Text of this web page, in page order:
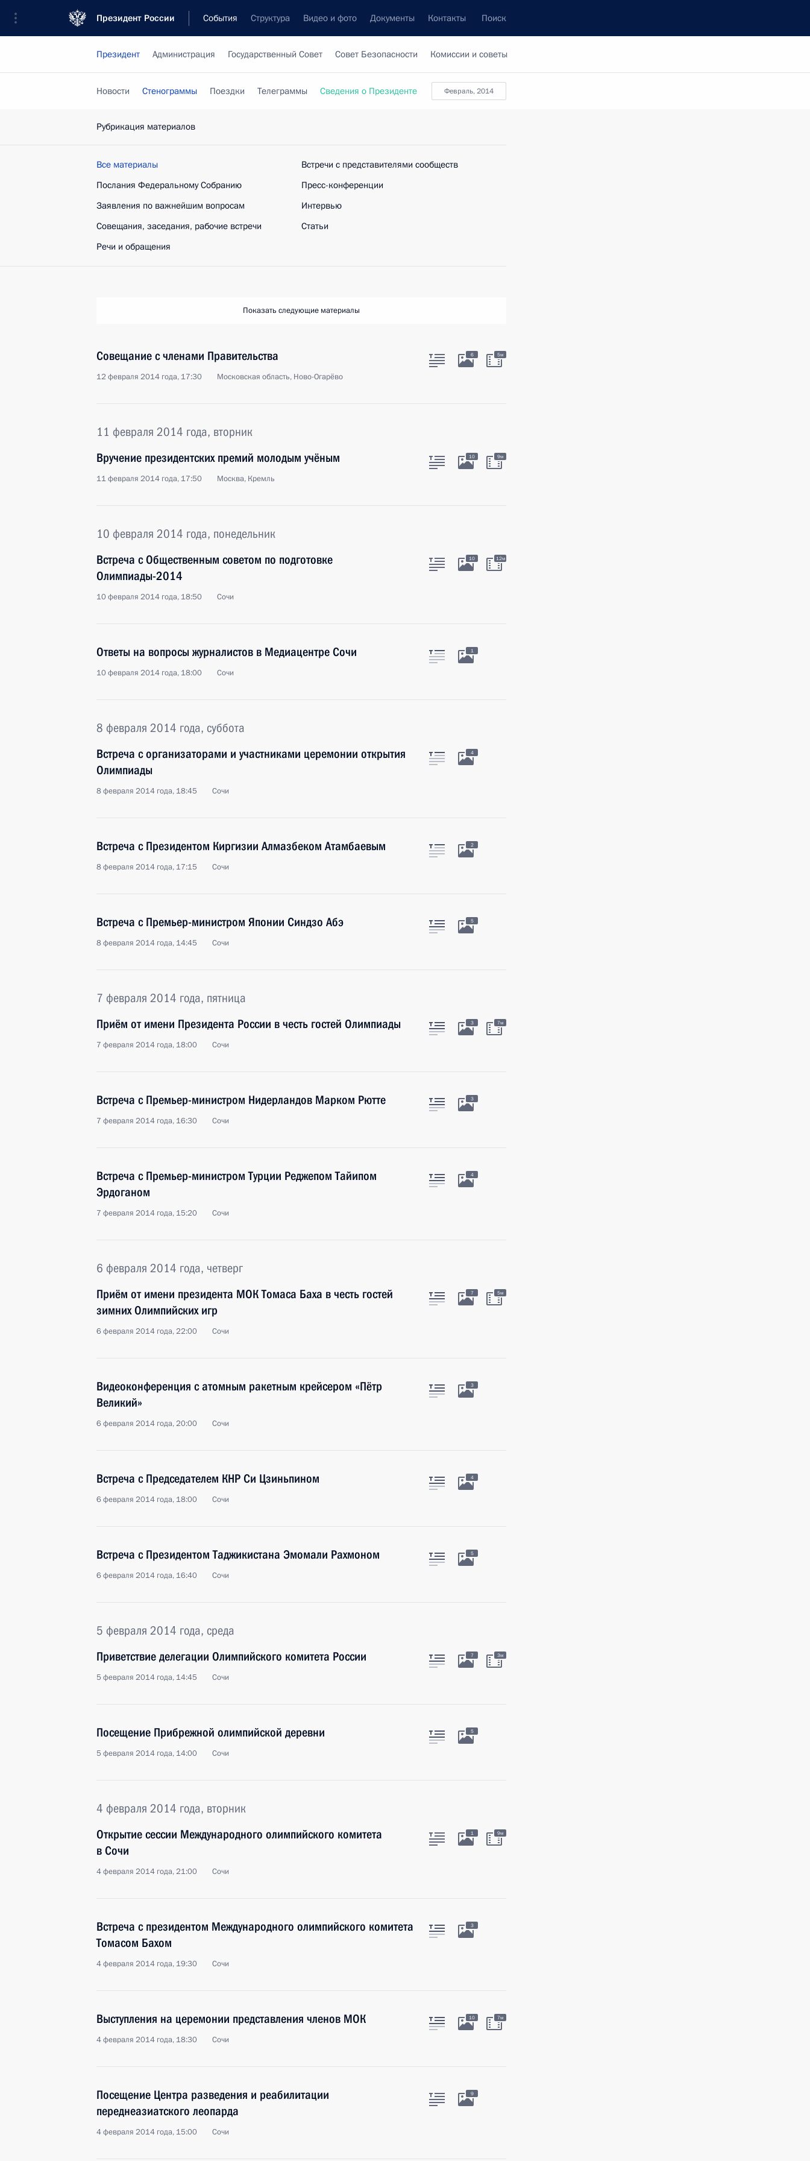
Президент России События Структура Видео и фото Документы Контакты Поиск
Президент Администрация Государственный Совет Совет Безопасности Комиссии и советы
февраль, 2014
Новости Стенограммы Поездки Телеграммы Сведения о Президенте
Рубрикация материалов
Все материалы
Послания Федеральному Собранию
Заявления по важнейшим вопросам
Совещания, заседания, рабочие встречи
Речи и обращения
Встречи с представителями сообществ
Пресс-конференции
Интервью
Статьи
Показать следующие материалы
Совещание с членами Правительства
12 февраля 2014 года, 17:30 Московская область, Ново-Огарёво
6 5м
11 февраля 2014 года, вторник
Вручение президентских премий молодым учёным
11 февраля 2014 года, 17:50 Москва, Кремль
10 9м
10 февраля 2014 года, понедельник
Встреча с Общественным советом по подготовке
Олимпиады-2014
10 февраля 2014 года, 18:50 Сочи
10 12м
Ответы на вопросы журналистов в Медиацентре Сочи
10 февраля 2014 года, 18:00 Сочи
1
8 февраля 2014 года, суббота
Встреча с организаторами и участниками церемонии открытия
Олимпиады
8 февраля 2014 года, 18:45 Сочи
4
Встреча с Президентом Киргизии Алмазбеком Атамбаевым
8 февраля 2014 года, 17:15 Сочи
2
Встреча с Премьер-министром Японии Синдзо Абэ
8 февраля 2014 года, 14:45 Сочи
5
7 февраля 2014 года, пятница
Приём от имени Президента России в честь гостей Олимпиады
7 февраля 2014 года, 18:00 Сочи
3 7м
Встреча с Премьер-министром Нидерландов Марком Рютте
7 февраля 2014 года, 16:30 Сочи
3
Встреча с Премьер-министром Турции Реджепом Тайипом
Эрдоганом
7 февраля 2014 года, 15:20 Сочи
4
6 февраля 2014 года, четверг
Приём от имени президента МОК Томаса Баха в честь гостей
зимних Олимпийских игр
6 февраля 2014 года, 22:00 Сочи
7 5м
Видеоконференция с атомным ракетным крейсером «Пётр
Великий»
6 февраля 2014 года, 20:00 Сочи
3
Встреча с Председателем КНР Си Цзиньпином
6 февраля 2014 года, 18:00 Сочи
4
Встреча с Президентом Таджикистана Эмомали Рахмоном
6 февраля 2014 года, 16:40 Сочи
5
5 февраля 2014 года, среда
Приветствие делегации Олимпийского комитета России
5 февраля 2014 года, 14:45 Сочи
7 3м
Посещение Прибрежной олимпийской деревни
5 февраля 2014 года, 14:00 Сочи
5
4 февраля 2014 года, вторник
Открытие сессии Международного олимпийского комитета
в Сочи
4 февраля 2014 года, 21:00 Сочи
1 9м
Встреча с президентом Международного олимпийского комитета
Томасом Бахом
4 февраля 2014 года, 19:30 Сочи
3
Выступления на церемонии представления членов МОК
4 февраля 2014 года, 18:30 Сочи
10 7м
Посещение Центра разведения и реабилитации
переднеазиатского леопарда
4 февраля 2014 года, 15:00 Сочи
9